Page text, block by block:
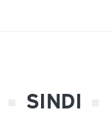
SINDI